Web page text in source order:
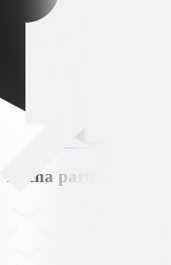
Arena partner